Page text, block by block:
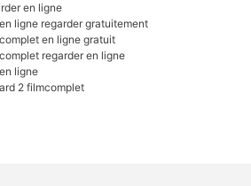
en ligne
ligne regarder gratuitement
en ligne gratuit
regarder en ligne
ligne
2 filmcomplet